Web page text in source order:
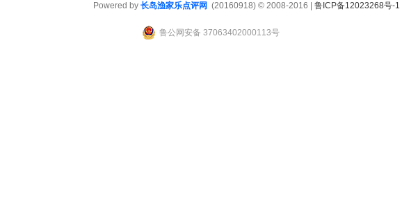
Powered by 长岛渔家乐点评网 (20160918) © 2008-2016 | 鲁ICP备12023268号-1
鲁公网安备 37063402000113号